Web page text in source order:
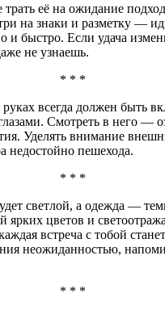
её на ожидание
на знаки и разметку —
и быстро. Если удача
не узнаешь.
* * *
всегда должен быть
Смотреть в него —
Уделять внимание
недостойно пешехода.
* * *
светлой, а одежда —
ярких цветов и
встреча с тобой
неожиданностью,
* * *